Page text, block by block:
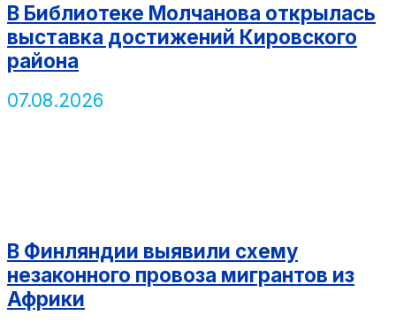
В Библиотеке Молчанова открылась
выставка достижений Кировского
района
07.08.2026
В Финляндии выявили схему
незаконного провоза мигрантов из
Африки